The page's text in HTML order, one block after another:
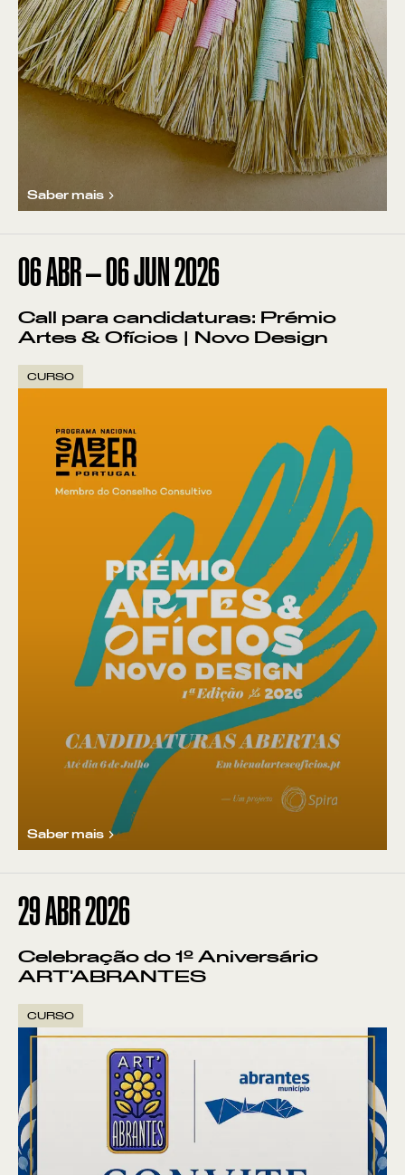
Saber mais
06ABR—06JUN 2026
Call para candidaturas: Prémio
Artes & Ofícios | Novo Design
CURSO
Saber mais
29ABR 2026
Celebração do 1º Aniversário
ART'ABRANTES
CURSO